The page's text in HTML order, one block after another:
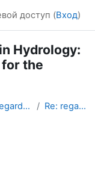
доступ (Вход)
Hydrology:
the
regarding optional modules Re: regarding optional modules